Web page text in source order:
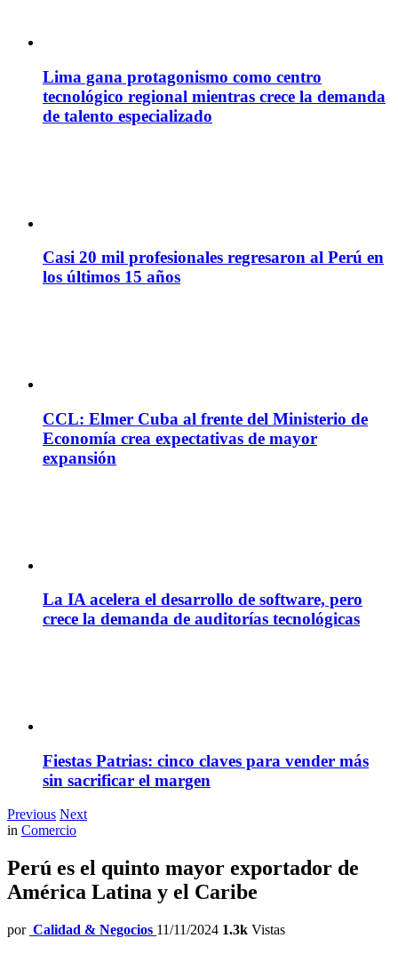
Lima gana protagonismo como centro
tecnológico regional mientras crece la demanda
de talento especializado
Casi 20 mil profesionales regresaron al Perú en
los últimos 15 años
CCL: Elmer Cuba al frente del Ministerio de
Economía crea expectativas de mayor
expansión
La IA acelera el desarrollo de software, pero
crece la demanda de auditorías tecnológicas
Fiestas Patrias: cinco claves para vender más
sin sacrificar el margen
Previous Next
in Comercio
Perú es el quinto mayor exportador de
América Latina y el Caribe
por Calidad & Negocios 11/11/2024 1.3k Vistas